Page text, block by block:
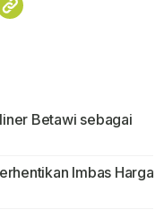
Betawi sebagai
Imbas Harga